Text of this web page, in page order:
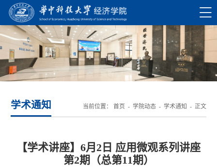
学术通知 当前位置： 首页 - 学院动态- 学术通知 - 正文
【学术讲座】6月2日 应用微观系列讲座
第2期（总第11期）